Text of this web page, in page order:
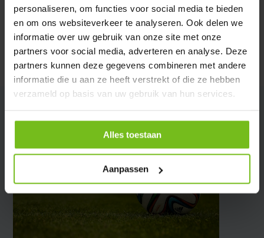
personaliseren, om functies voor social media te bieden
en om ons websiteverkeer te analyseren. Ook delen we
informatie over uw gebruik van onze site met onze
partners voor social media, adverteren en analyse. Deze
partners kunnen deze gegevens combineren met andere
informatie die u aan ze heeft verstrekt of die ze hebben
verzameld op basis van uw gebruik van hun services.
Alles toestaan
Aanpassen
Reviews
Delen